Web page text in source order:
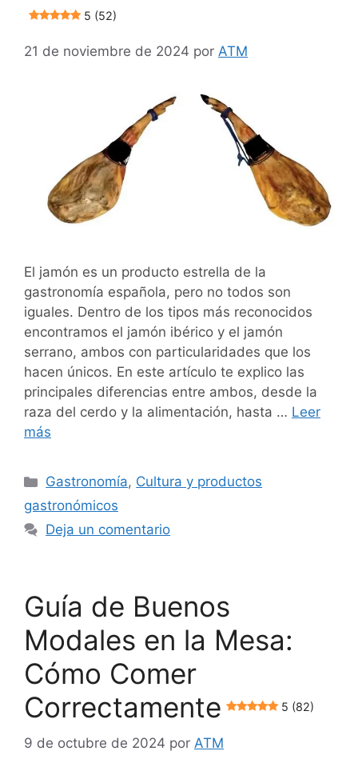
5 (52)
21 de noviembre de 2024 por ATM
El jamón es un producto estrella de la
gastronomía española, pero no todos son
iguales. Dentro de los tipos más reconocidos
encontramos el jamón ibérico y el jamón
serrano, ambos con particularidades que los
hacen únicos. En este artículo te explico las
principales diferencias entre ambos, desde la
raza del cerdo y la alimentación, hasta … Leer
más
Categorías
Gastronomía, Cultura y productos
gastronómicos
Deja un comentario
Guía de Buenos
Modales en la Mesa:
Cómo Comer
Correctamente
5 (82)
9 de octubre de 2024 por ATM